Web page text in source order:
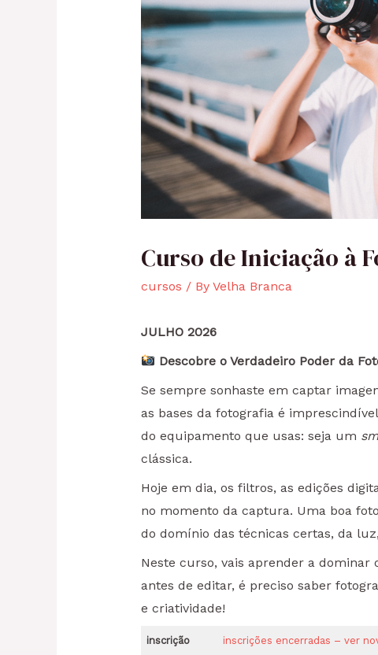
Curso de Iniciação à
cursos / By Velha Branca
JULHO 2026
Descobre o Verdadeiro Poder da
Se sempre sonhaste em captar
as bases da fotografia é
do equipamento que usas: seja um
clássica.
Hoje em dia, os filtros, as edições
no momento da captura. Uma boa
do domínio das técnicas certas, da
Neste curso, vais aprender a
antes de editar, é preciso saber
e criatividade!
inscrição inscrições encerradas – ver